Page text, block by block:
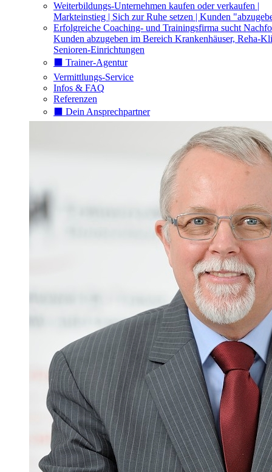
Weiterbildungs-Unternehmen kaufen oder verkaufen |
Markteinstieg | Sich zur Ruhe setzen | Kunden
Erfolgreiche Coaching- und Trainingsfirma sucht
Kunden abzugeben im Bereich Krankenhäuser, Reha-
Senioren-Einrichtungen
⬛️ Trainer-Agentur
Vermittlungs-Service
Infos & FAQ
Referenzen
⬛️ Dein Ansprechpartner